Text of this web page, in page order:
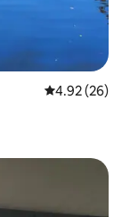
Calificación
4.92 (26)